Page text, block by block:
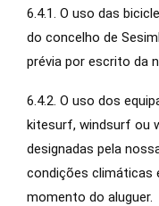
6.4.1. O uso das
do concelho de
prévia por escrito da
6.4.2. O uso dos
kitesurf, windsurf ou
designadas pela
condições climáticas
momento do aluguer.